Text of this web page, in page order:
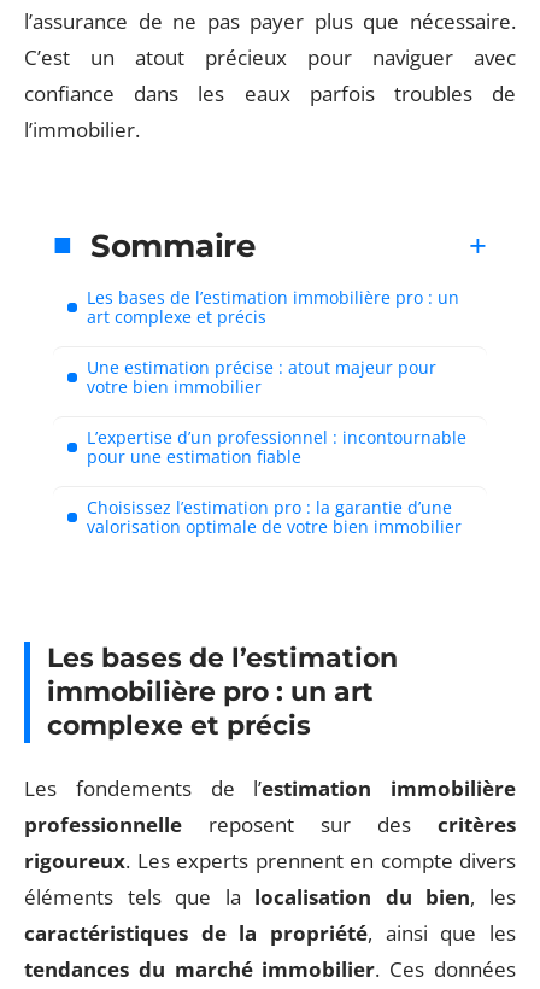
l’assurance de ne pas payer plus que nécessaire.
C’est un atout précieux pour naviguer avec
confiance dans les eaux parfois troubles de
l’immobilier.
Sommaire
Les bases de l’estimation immobilière pro : un
art complexe et précis
Une estimation précise : atout majeur pour
votre bien immobilier
L’expertise d’un professionnel : incontournable
pour une estimation fiable
Choisissez l’estimation pro : la garantie d’une
valorisation optimale de votre bien immobilier
Les bases de l’estimation
immobilière pro : un art
complexe et précis
Les fondements de l’estimation immobilière
professionnelle reposent sur des critères
rigoureux. Les experts prennent en compte divers
éléments tels que la localisation du bien, les
caractéristiques de la propriété, ainsi que les
tendances du marché immobilier. Ces données